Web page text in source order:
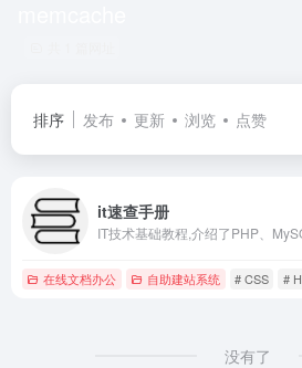
排序 发布 更新 浏览 点赞
it速查手册
在线文档办公 自助建站系统 # CSS #
没有了